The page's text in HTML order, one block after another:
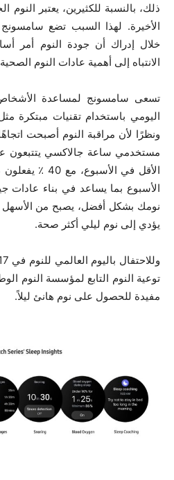
ذلك، بالنسبة للكثيرين، يعتبر
الأخيرة. لهذا السبب تضع
خلال إدراك أن جودة النوم أمر
الانتباه إلى أهمية عادات النوم
تسعى سامسونج لمساعدة
مستخدمي ساعة جالاكسي يتتبعون
الأقل في
الأسبوع بما يساعد في بناء عادات
نومك بشكل أفضل، يصبح من الأسهل
يؤدي إلى نوم ليلي أكثر صحة.
توعية النوم التابع لمؤسسة النوم
مفيدة للحصول على نوم هانئ ليلاً.